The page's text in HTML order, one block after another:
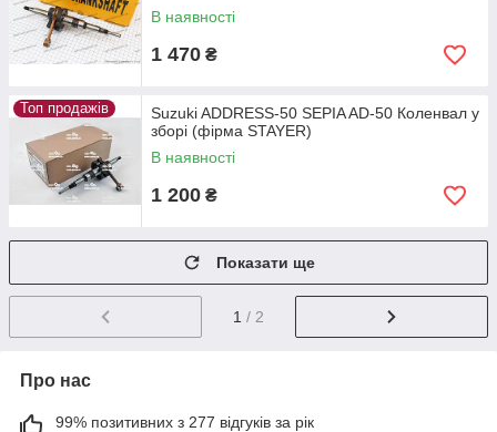
В наявності
1 470 ₴
Топ продажів
Suzuki ADDRESS-50 SEPIA AD-50 Коленвал у
зборі (фірма STAYER)
В наявності
1 200 ₴
Показати ще
1 / 2
Про нас
99% позитивних з 277 відгуків за рік